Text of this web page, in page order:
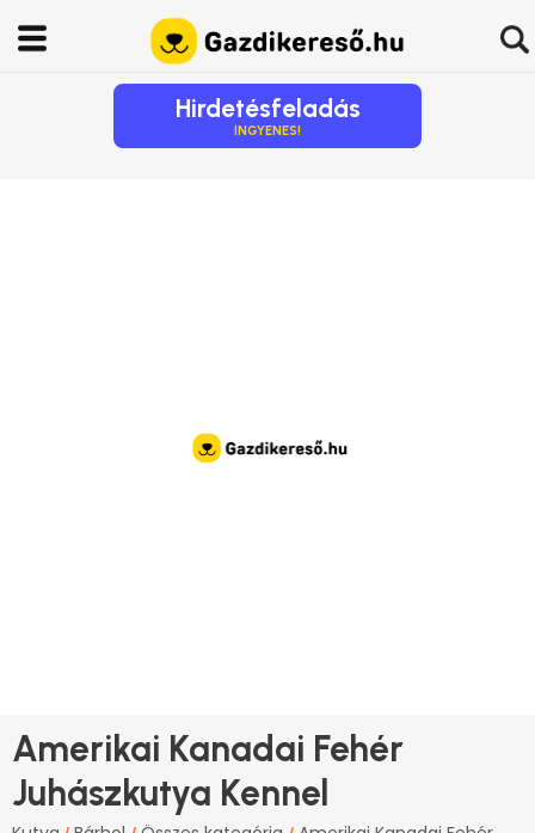
Hirdetésfeladás
INGYENES!
Amerikai Kanadai Fehér
Juhászkutya Kennel